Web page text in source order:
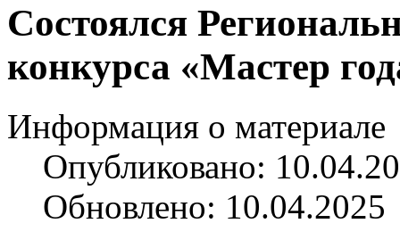
Состоялся
конкурса «Мастер
Информация о материале
Опубликовано:
Обновлено: 10.04.2025